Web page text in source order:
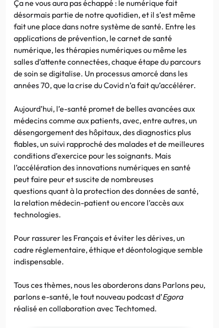
Ça ne vous aura pas échappé : le numérique fait
désormais partie de notre quotidien, et il s’est même
fait une place dans notre système de santé. Entre les
applications de prévention, le carnet de santé
numérique, les thérapies numériques ou même les
salles d’attente connectées, chaque étape du parcours
de soin se digitalise. Un processus amorcé dans les
années 70, que la crise du Covid n’a fait qu’accélérer.
Aujourd’hui, l’e-santé promet de belles avancées aux
médecins comme aux patients, avec, entre autres, un
désengorgement des hôpitaux, des diagnostics plus
fiables, un suivi rapproché des malades et de meilleures
conditions d’exercice pour les soignants. Mais
l’accélération des innovations numériques en santé
peut faire peur et suscite de nombreuses
questions quant à la protection des données de santé,
la relation médecin-patient ou encore l’accès aux
technologies.
Pour rassurer les Français et éviter les dérives, un
cadre réglementaire, éthique et déontologique semble
indispensable.
Tous ces thèmes, nous les aborderons dans Parlons peu,
parlons e-santé, le tout nouveau podcast d’Egora
réalisé en collaboration avec Techtomed.